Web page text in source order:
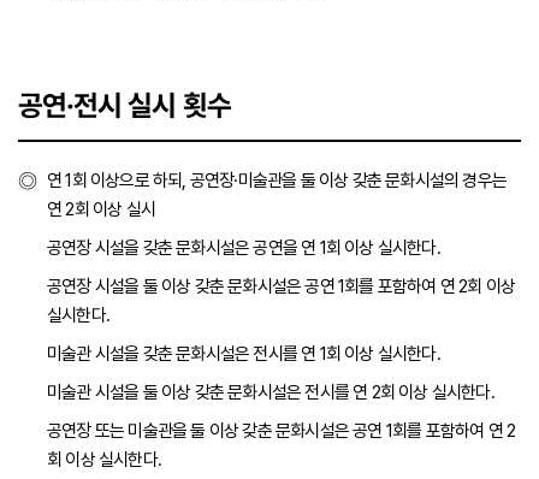
공연·전시 실시 횟수
연 1회 이상으로 하되, 공연장·미술관을 둘 이상 갖춘 문화시설의 경우는
연 2회 이상 실시
공연장 시설을 갖춘 문화시설은 공연을 연 1회 이상 실시한다.
공연장 시설을 둘 이상 갖춘 문화시설은 공연 1회를 포함하여 연 2회 이상
실시한다.
미술관 시설을 갖춘 문화시설은 전시를 연 1회 이상 실시한다.
미술관 시설을 둘 이상 갖춘 문화시설은 전시를 연 2회 이상 실시한다.
공연장 또는 미술관을 둘 이상 갖춘 문화시설은 공연 1회를 포함하여 연 2
회 이상 실시한다.